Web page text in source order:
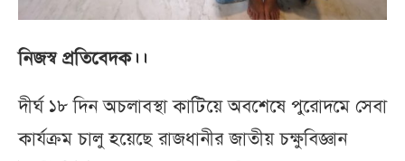
নিজস্ব প্রতিবেদক।।
দীর্ঘ ১৮ দিন অচলাবস্থা কাটিয়ে অবশেষে পুরোদমে সেবা
কার্যক্রম চালু হয়েছে রাজধানীর জাতীয় চক্ষুবিজ্ঞান